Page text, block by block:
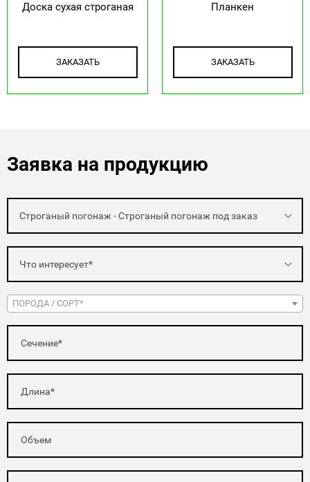
Доска сухая строганая
ЗАКАЗАТЬ
Планкен
ЗАКАЗАТЬ
Заявка на продукцию
Строганый погонаж - Строганый погонаж под заказ
Что интересует*
ПОРОДА / СОРТ*